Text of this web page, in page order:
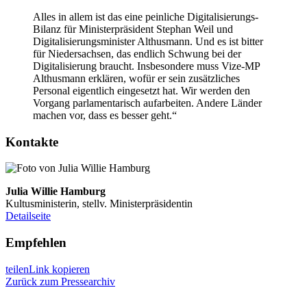
Alles in allem ist das eine peinliche Digitalisierungs-
Bilanz für Ministerpräsident Stephan Weil und
Digitalisierungsminister Althusmann. Und es ist bitter
für Niedersachsen, das endlich Schwung bei der
Digitalisierung braucht. Insbesondere muss Vize-MP
Althusmann erklären, wofür er sein zusätzliches
Personal eigentlich eingesetzt hat. Wir werden den
Vorgang parlamentarisch aufarbeiten. Andere Länder
machen vor, dass es besser geht.“
Kontakte
Julia Willie Hamburg
Kultusministerin, stellv. Ministerpräsidentin
Detailseite
Empfehlen
teilenLink kopieren
Zurück zum Pressearchiv